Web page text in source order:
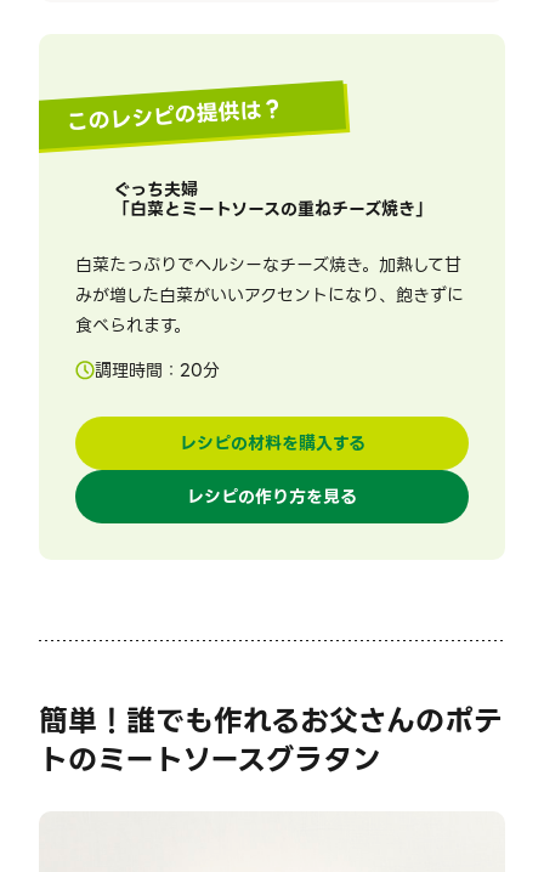
このレシピの提供は？
ぐっち夫婦
「白菜とミートソースの重ねチーズ焼き」
白菜たっぷりでヘルシーなチーズ焼き。加熱して甘
みが増した白菜がいいアクセントになり、飽きずに
食べられます。
調理時間： 20分
レシピの材料を購入する
レシピの作り方を見る
簡単！誰でも作れるお父さんのポテ
トのミートソースグラタン